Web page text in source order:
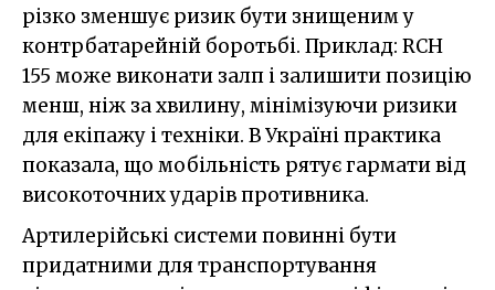
різко зменшує ризик бути знищеним у
контрбатарейній боротьбі. Приклад: RCH
155 може виконати залп і залишити позицію
менш, ніж за хвилину, мінімізуючи ризики
для екіпажу і техніки. В Україні практика
показала, що мобільність рятує гармати від
високоточних ударів противника.
Артилерійські системи повинні бути
придатними для транспортування